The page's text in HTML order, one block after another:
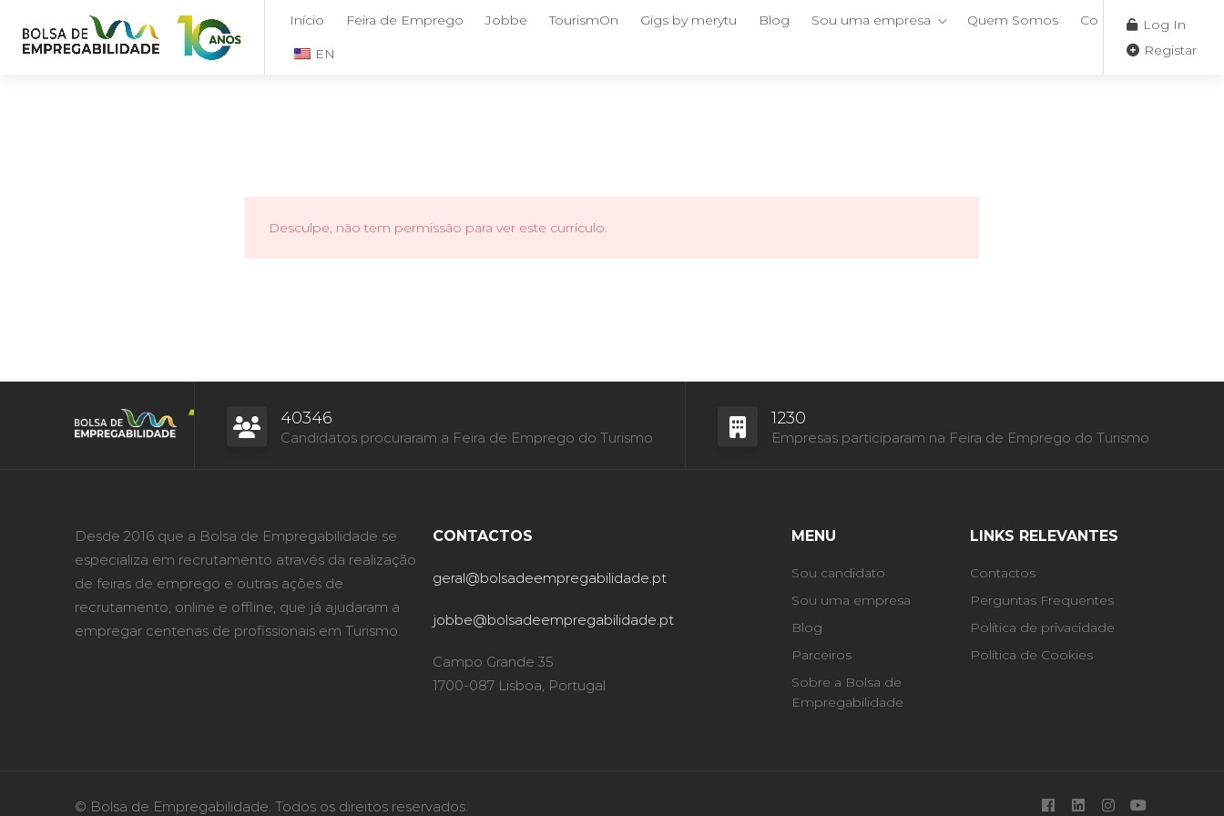
Início Feira de Emprego Jobbe TourismOn Gigs by merytu Blog Sou uma empresa Quem Somos Contactos
EN
Log In
Registar
Desculpe, não tem permissão para ver este currículo.
40346
Candidatos procuraram a Feira de Emprego do Turismo
1230
Empresas participaram na Feira de Emprego do Turismo
Desde 2016 que a Bolsa de Empregabilidade se
especializa em recrutamento através da realização
de feiras de emprego e outras ações de
recrutamento, online e offline, que já ajudaram a
empregar centenas de profissionais em Turismo.
CONTACTOS
geral@bolsadeempregabilidade.pt
jobbe@bolsadeempregabilidade.pt
Campo Grande 35
1700-087 Lisboa, Portugal
MENU
Sou candidato
Sou uma empresa
Blog
Parceiros
Sobre a Bolsa de
Empregabilidade
LINKS RELEVANTES
Contactos
Perguntas Frequentes
Política de privacidade
Política de Cookies
© Bolsa de Empregabilidade. Todos os direitos reservados.